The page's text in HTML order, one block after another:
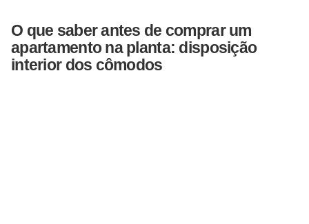
O que saber antes de comprar um
apartamento na planta: disposição
interior dos cômodos
a
s
u